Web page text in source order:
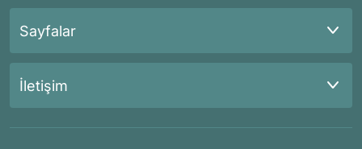
Sayfalar
İletişim